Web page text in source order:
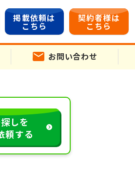
掲載依頼は
こちら
契約者様は
こちら
お問い合わせ
しを
頼する